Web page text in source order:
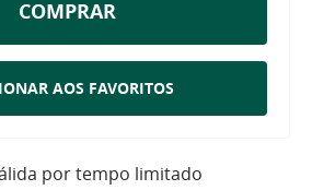
COMPRAR
AOS FAVORITOS
por tempo limitado